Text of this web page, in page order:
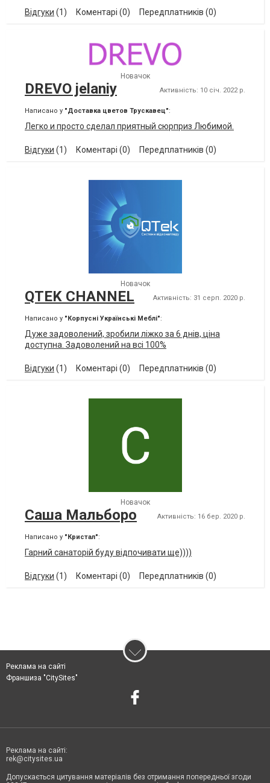
Відгуки (1) Коментарі (0) Передплатників (0)
Новачок
DREVO jelaniy Активність: 10 січ. 2022 р.
Написано у "Доставка цветов Трускавец":
Легко и просто сделал приятный сюрприз Любимой.
Відгуки (1) Коментарі (0) Передплатників (0)
Новачок
QTEK CHANNEL Активність: 31 серп. 2020 р.
Написано у "Корпусні Українські Меблі":
Дуже задоволений, зробили ліжко за 6 днів, ціна
доступна. Задоволений на всі 100%
Відгуки (1) Коментарі (0) Передплатників (0)
Новачок
Саша Мальборо Активність: 16 бер. 2020 р.
Написано у "Кристал":
Гарний санаторій буду відпочивати ще))))
Відгуки (1) Коментарі (0) Передплатників (0)
Реклама на сайті
Франшиза "CitySites"
Реклама на сайті:
rek@citysites.ua
Допускається цитування матеріалів без отримання попередньої згоди